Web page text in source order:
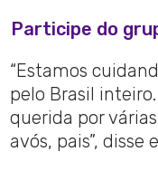
Participe do
“Estamos
pelo Brasil
querida por
avós, pais”, disse